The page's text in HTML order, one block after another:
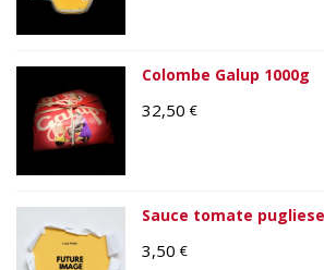
Colombe Galup 1000g
32,50 €
Sauce tomate
3,50 €